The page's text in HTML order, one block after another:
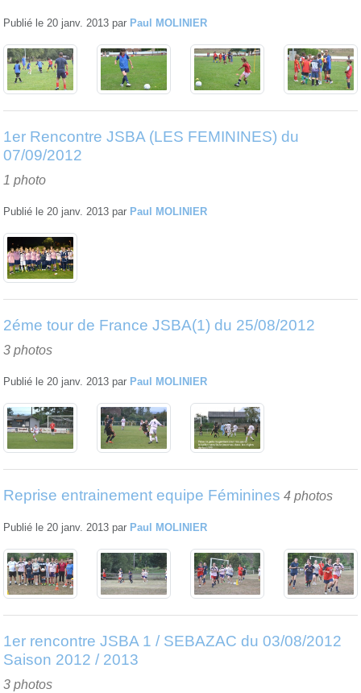
Publié le 20 janv. 2013 par Paul MOLINIER
1er Rencontre JSBA (LES FEMININES) du
07/09/2012
1 photo
Publié le 20 janv. 2013 par Paul MOLINIER
2éme tour de France JSBA(1) du 25/08/2012
3 photos
Publié le 20 janv. 2013 par Paul MOLINIER
Reprise entrainement equipe Féminines 4 photos
Publié le 20 janv. 2013 par Paul MOLINIER
1er rencontre JSBA 1 / SEBAZAC du 03/08/2012
Saison 2012 / 2013
3 photos